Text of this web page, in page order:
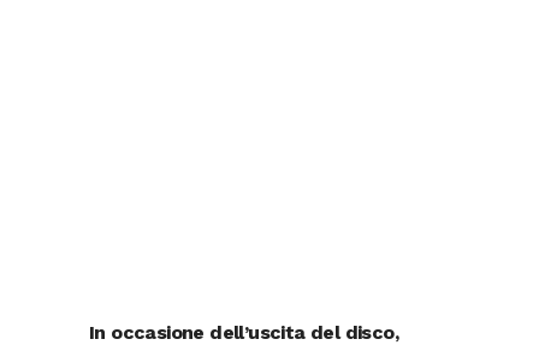
In occasione dell’uscita del disco,